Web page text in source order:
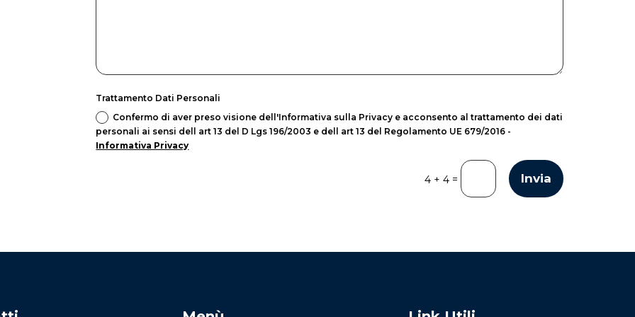
Trattamento Dati Personali
Confermo di aver preso visione dell'Informativa sulla Privacy e acconsento al trattamento dei dati
personali ai sensi dell art 13 del D Lgs 196/2003 e dell art 13 del Regolamento UE 679/2016 -
Informativa Privacy
4 + 4 = Invia